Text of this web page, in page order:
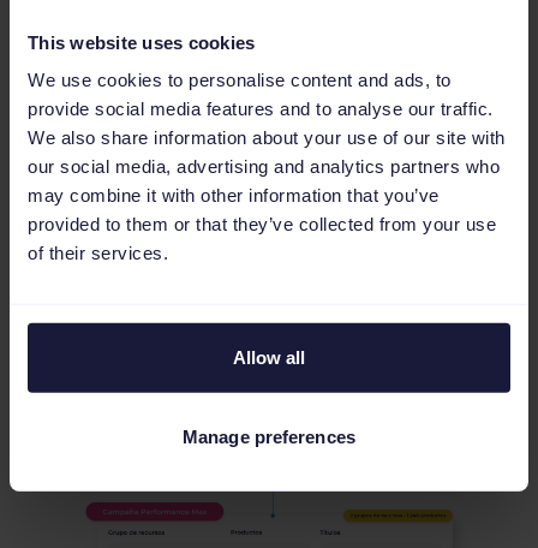
This website uses cookies
We use cookies to personalise content and ads, to
provide social media features and to analyse our traffic.
We also share information about your use of our site with
our social media, advertising and analytics partners who
may combine it with other information that you’ve
provided to them or that they’ve collected from your use
of their services.
Allow all
Manage preferences
creando miles de campañas de PPC basadas en
el rendimiento en diferentes formatos y
plataformas publicitarias, como Google y Amazon
Ads. Podrás hacerlo directamente desde los
datos de tus productos importados a través de
nuestra conexión con nuestra app de Shopware
Saber más sobre optimización de